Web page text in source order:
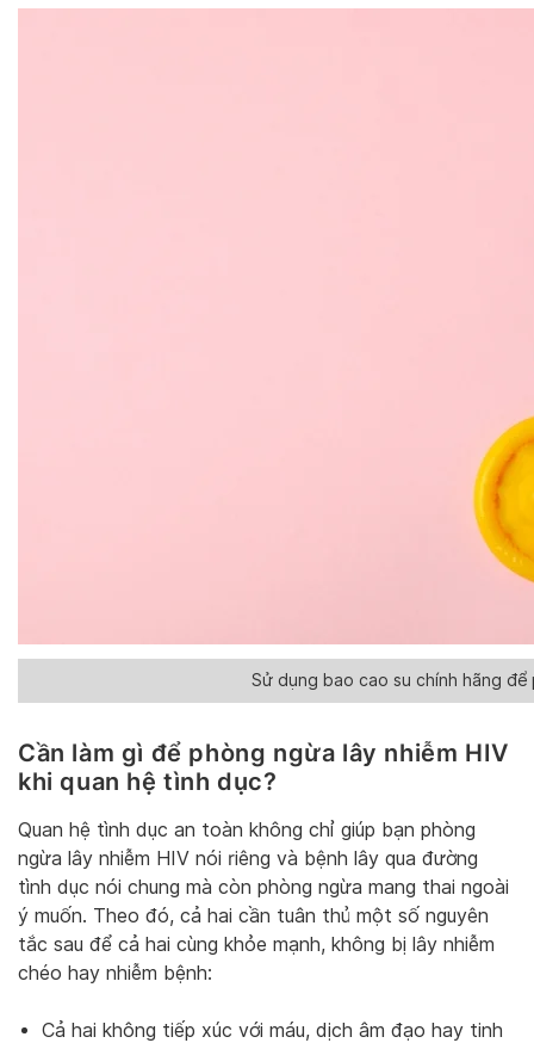
Sử dụng bao cao su chính hãng để
Cần làm gì để phòng ngừa lây nhiễm HIV
khi quan hệ tình dục?
Quan hệ tình dục an toàn không chỉ giúp bạn phòng
ngừa lây nhiễm HIV nói riêng và bệnh lây qua đường
tình dục nói chung mà còn phòng ngừa mang thai ngoài
ý muốn. Theo đó, cả hai cần tuân thủ một số nguyên
tắc sau để cả hai cùng khỏe mạnh, không bị lây nhiễm
chéo hay nhiễm bệnh:
Cả hai không tiếp xúc với máu, dịch âm đạo hay tinh